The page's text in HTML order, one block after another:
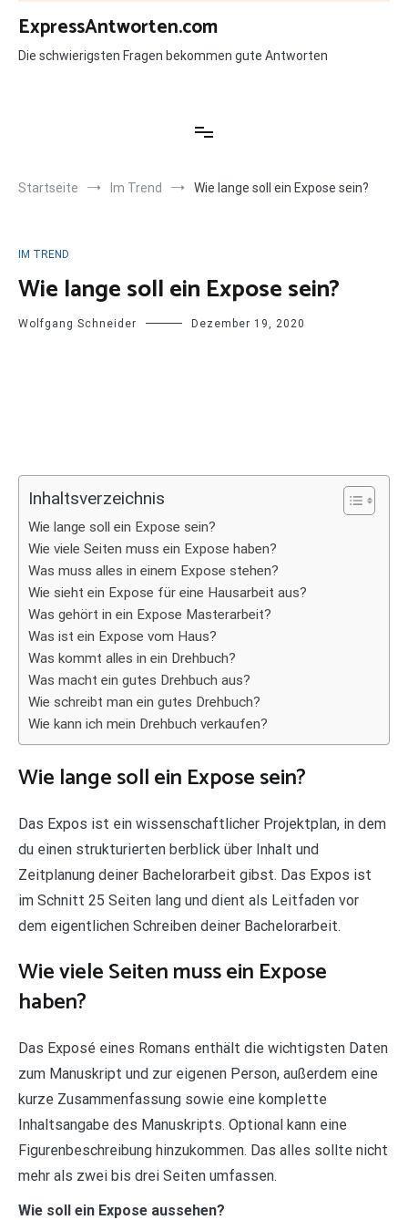
Zum
Inhalt
springen
ExpressAntworten.com
Die schwierigsten Fragen bekommen gute Antworten
Startseite Im Trend Wie lange soll ein Expose sein?
IM TREND
Wie lange soll ein Expose sein?
Wolfgang Schneider Dezember 19, 2020
Inhaltsverzeichnis
Wie lange soll ein Expose sein?
Wie viele Seiten muss ein Expose haben?
Was muss alles in einem Expose stehen?
Wie sieht ein Expose für eine Hausarbeit aus?
Was gehört in ein Expose Masterarbeit?
Was ist ein Expose vom Haus?
Was kommt alles in ein Drehbuch?
Was macht ein gutes Drehbuch aus?
Wie schreibt man ein gutes Drehbuch?
Wie kann ich mein Drehbuch verkaufen?
Wie lange soll ein Expose sein?
Das Expos ist ein wissenschaftlicher Projektplan, in dem
du einen strukturierten berblick über Inhalt und
Zeitplanung deiner Bachelorarbeit gibst. Das Expos ist
im Schnitt 25 Seiten lang und dient als Leitfaden vor
dem eigentlichen Schreiben deiner Bachelorarbeit.
Wie viele Seiten muss ein Expose
haben?
Das Exposé eines Romans enthält die wichtigsten Daten
zum Manuskript und zur eigenen Person, außerdem eine
kurze Zusammenfassung sowie eine komplette
Inhaltsangabe des Manuskripts. Optional kann eine
Figurenbeschreibung hinzukommen. Das alles sollte nicht
mehr als zwei bis drei Seiten umfassen.
Wie soll ein Expose aussehen?